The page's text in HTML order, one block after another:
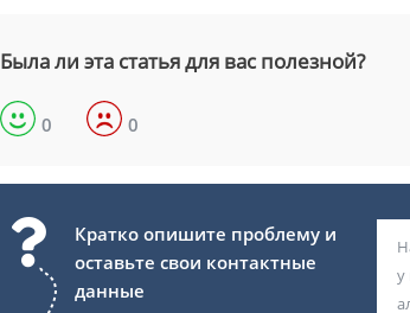
Была ли эта статья для вас полезной?
0 0
Кратко опишите проблему и
оставьте свои контактные
данные